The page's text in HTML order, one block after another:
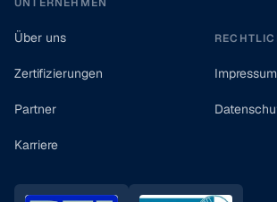
UNTERNEHMEN
Über uns
Zertifizierungen
Partner
Karriere
Impressum